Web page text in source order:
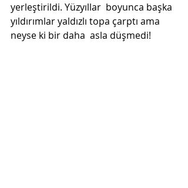
yerleştirildi. Yüzyıllar  boyunca başka
yıldırımlar yaldızlı topa çarptı ama
neyse ki bir daha  asla düşmedi!